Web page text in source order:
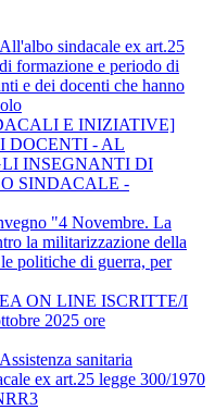
sindacale ex art.25
formazione e periodo di
e dei docenti che hanno
E INIZIATIVE]
DOCENTI - AL
INSEGNANTI DI
SINDACALE -
"4 Novembre. La
la militarizzazione della
politiche di guerra, per
ON LINE ISCRITTE/I
2025 ore
sanitaria
ex art.25 legge 300/1970